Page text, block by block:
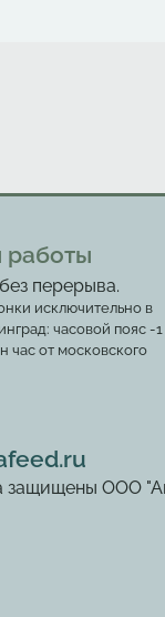
работы
перерыва.
исключительно в
часовой пояс -1
час от московского
защищены ООО